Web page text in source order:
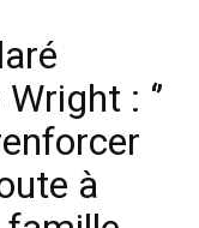
: ‘’
à